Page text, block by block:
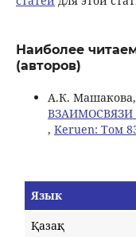
Наиболее
(авторов)
A.К. Машакова,
, Keruen: Том
Язык
Қазақ